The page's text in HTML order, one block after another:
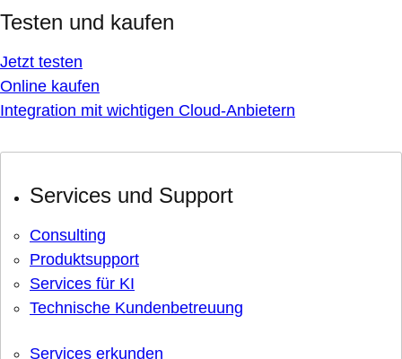
Testen und kaufen
Jetzt testen
Online kaufen
Integration mit wichtigen Cloud-Anbietern
Services und Support
Consulting
Produktsupport
Services für KI
Technische Kundenbetreuung
Services erkunden